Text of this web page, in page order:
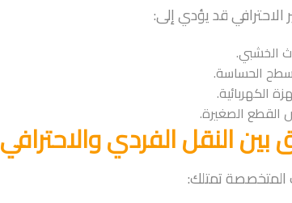
الاحترافي قد يؤدي إلى:
الخشبي.
الحساسة.
الكهربائية.
القطع الصغيرة.
بين النقل الفردي والاحترافي
المتخصصة تمتلك: